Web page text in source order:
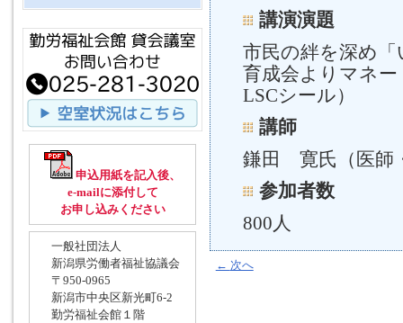
講演演題
市民の絆を深め
育成会よりマネ
LSCシール）
講師
鎌田 寛氏（医師
参加者数
800人
← 次へ
申込用紙を記入後、
e-mailに添付して
お申し込みください
一般社団法人
新潟県労働者福祉協議会
〒950-0965
新潟市中央区新光町6-2
勤労福祉会館１階